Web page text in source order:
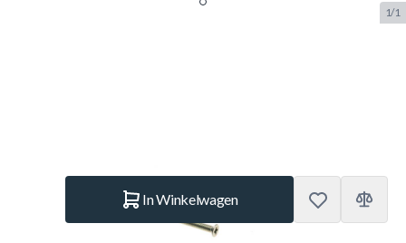
1/1
In Winkelwagen